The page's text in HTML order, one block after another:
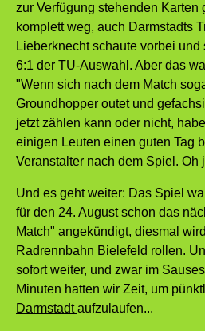
zur Verfügung stehenden Karten
komplett weg, auch Darmstadts
Lieberknecht schaute vorbei
6:1 der TU-Auswahl. Aber das
"Wenn sich nach dem Match
Groundhopper outet und
jetzt zählen kann oder nicht,
einigen Leuten einen guten Tag
Veranstalter nach dem Spiel. Oh
Und es geht weiter: Das Spiel
für den 24. August schon das
Match" angekündigt, diesmal
Radrennbahn Bielefeld rollen.
sofort weiter, und zwar im
Minuten hatten wir Zeit, um
Darmstadtaufzulaufen...